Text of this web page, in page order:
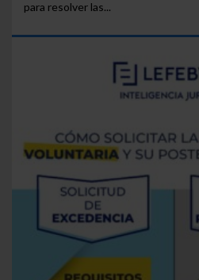
para resolver las...